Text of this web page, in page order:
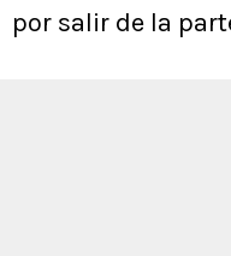
por salir de la